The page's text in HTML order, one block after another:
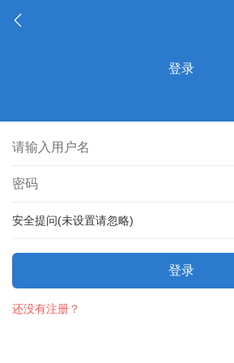
登录
安全提问(未设置请忽略)
登录
还没有注册？